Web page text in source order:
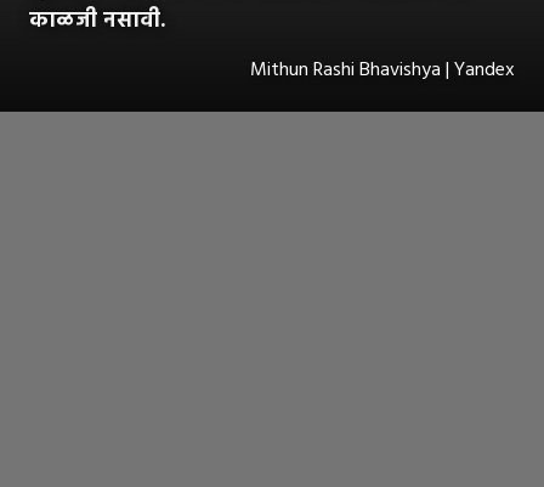
काळजी नसावी.
Mithun Rashi Bhavishya | Yandex